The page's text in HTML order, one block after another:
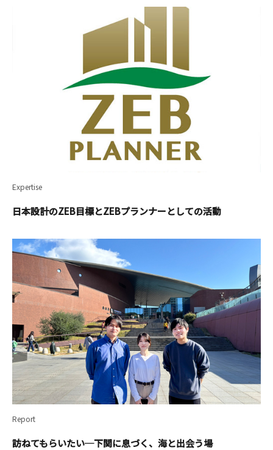
Expertise
日本設計のZEB目標とZEBプランナーとしての活動
Report
訪ねてもらいたい─下関に息づく、海と出会う場